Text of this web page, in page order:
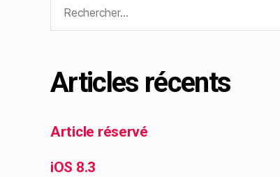
Articles récents
Article réservé
iOS 8.3